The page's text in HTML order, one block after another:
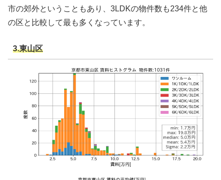
市の郊外ということもあり、3LDKの物件数も234件と他
の区と比較して最も多くなっています。
3.東山区